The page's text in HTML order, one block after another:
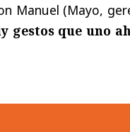
Manuel (Mayo,
gestos que uno